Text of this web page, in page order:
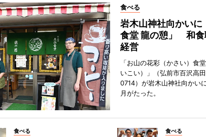
食べる
岩木山神社向かいに
食堂 龍の憩」 和食
経営
「お山の花彩（かさい）食
いこい）」（弘前市百沢高
0714）が岩木山神社向かい
月がたった。
食べる 食べる